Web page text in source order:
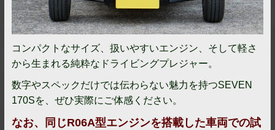
コンパクトなサイズ、扱いやすいエンジン、そして軽さ
から生まれる純粋なドライビングプレジャー。
数字やスペックだけでは伝わらない魅力を持つSEVEN
170Sを、ぜひ実際にご体感ください。
なお、同じR06A型エンジンを搭載した車両での試